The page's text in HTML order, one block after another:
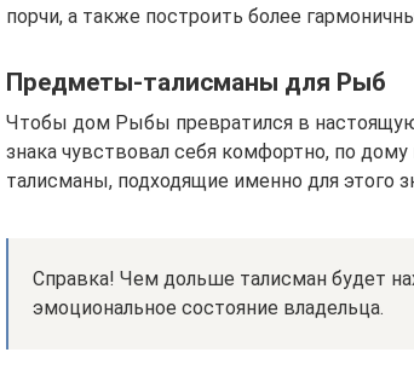
порчи, а также построить более
Предметы-талисманы для Рыб
Чтобы дом Рыбы превратился в
знака чувствовал себя комфортно, по
талисманы, подходящие именно для этого
Справка! Чем дольше талисман будет
эмоциональное состояние владельца.